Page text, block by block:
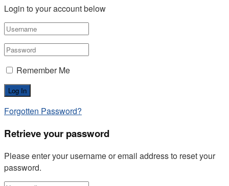
Login to your account below
Remember Me
Forgotten Password?
Retrieve your password
Please enter your username or email address to reset your
password.